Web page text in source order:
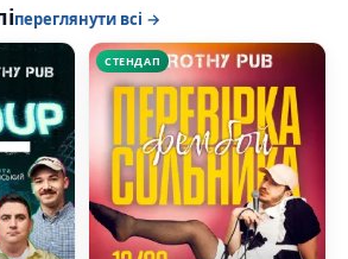
переглянути всі →
СТЕНДАП